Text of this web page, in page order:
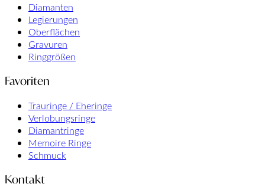
Diamanten
Legierungen
Oberflächen
Gravuren
Ringgrößen
Favoriten
Trauringe / Eheringe
Verlobungsringe
Diamantringe
Memoire Ringe
Schmuck
Kontakt